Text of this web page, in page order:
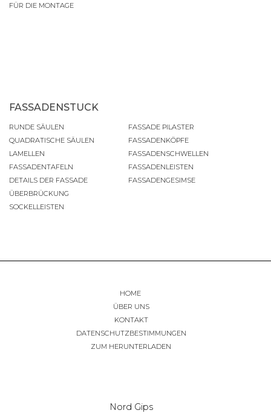
FÜR DIE MONTAGE
FASSADENSTUCK
RUNDE SÄULEN
QUADRATISCHE SÄULEN
LAMELLEN
FASSADENTAFELN
DETAILS DER FASSADE
ÜBERBRÜCKUNG
SOCKELLEISTEN
FASSADE PILASTER
FASSADENKÖPFE
FASSADENSCHWELLEN
FASSADENLEISTEN
FASSADENGESIMSE
HOME
ÜBER UNS
KONTAKT
DATENSCHUTZBESTIMMUNGEN
ZUM HERUNTERLADEN
Nord Gips